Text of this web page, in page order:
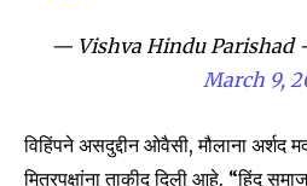
SUBSCRIBE
I've read and accept the
— Vishva Hindu Parishad
March 9,
विहिंपने असदुद्दीन ओवैसी, मौलाना अर्शद
मित्रपक्षांना ताकीद दिली आहे. “हिंदू